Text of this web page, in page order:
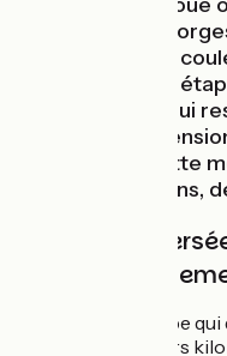
Thurignin, ces
polit la roche et
sculptée. Cette
d'une variante qui
mémoire :
Colombier ! Cette
autant de frissons,
Grande
Grand-
Une dernière étape
sur ses 19 premiers